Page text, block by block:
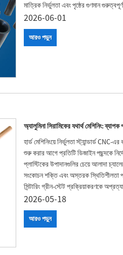
মাত্রিক নির্ভুলতা এবং পৃষ্ঠের গুণমান
2026-06-01
আরও পড়ুন
অ্যালুমিনা সিরামিকের যথার্থ মেশিনিং:
হার্ড মেশিনিংয়ে নির্ভুলতা স্ট্যান্ডার্ড CNC-
শুরু করার আগে প্রতিটি ডিজাইন পছন্দকে
প্লাস্টিকের উপাদানগুলির চেয়ে আলাদা
সংকোচন শক্তি এবং অস্তরক স্থিতিশীলতা
সিন্টারিং গ্রীন-স্টেট প্রক্রিয়াকরণকে
2026-05-18
আরও পড়ুন